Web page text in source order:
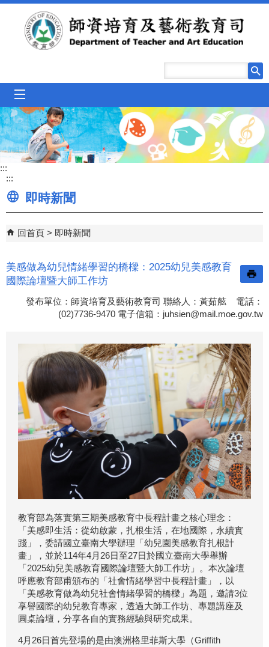
跳到主要內容區塊
:::
:::
即時新聞
回首頁 即時新聞
美感做為幼兒情緒學習的橋樑：2025幼兒美感教育
國際論壇暨大師工作坊
發布單位：師資培育及藝術教育司 聯絡人：黃茹舷 電話：
(02)7736-9470 電子信箱： juhsien@mail.moe.gov.tw
教育部為落實第三期美感教育中長程計畫之核心理念：
「美感即生活：從幼啟蒙，扎根生活，在地國際，永續實
踐」，委請國立臺南大學辦理「幼兒園美感教育扎根計
畫」，並於114年4月26日至27日於國立臺南大學舉辦
「2025幼兒美感教育國際論壇暨大師工作坊」。本次論壇
呼應教育部甫頒布的「社會情緒學習中長程計畫」，以
「美感教育做為幼兒社會情緒學習的橋樑」為題，邀請3位
享譽國際的幼兒教育專家，透過大師工作坊、專題講座及
圓桌論壇，分享各自的實務經驗與研究成果。
4月26日首先登場的是由澳洲格里菲斯大學（Griffith